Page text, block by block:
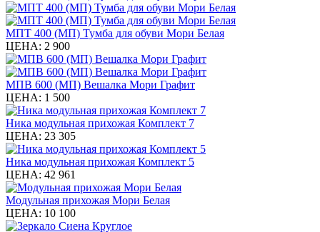
МПТ 400 (МП) Тумба для обуви Мори Белая
ЦЕНА: 2 900
МПВ 600 (МП) Вешалка Мори Графит
ЦЕНА: 1 500
Ника модульная прихожая Комплект 7
ЦЕНА: 23 305
Ника модульная прихожая Комплект 5
ЦЕНА: 42 961
Модульная прихожая Мори Белая
ЦЕНА: 10 100